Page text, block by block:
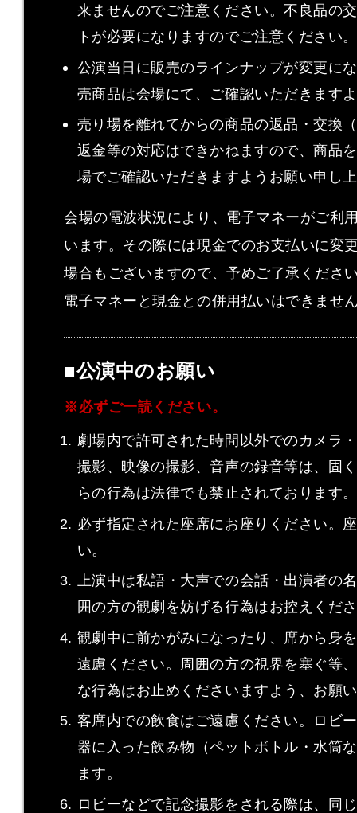
来ませんのでご注意ください。不良品の
トが必要になりますのでご注意ください。
公演当日に販売のラインナップが変更に
売商品は会場にて、ご確認いただきます
売り場を離れてからの商品の返品・交換
返金等の対応はできかねますので、商品
場でご確認いただきますようお願い申し
会場の電波状況により、電子マネーがご利
います。その際には現金でのお支払いに変
場合もございますので、予めご了承くださ
電子マネーと現金との併用払いはできませ
■公演中のお願い
※必ずご一読ください。
劇場内で許可された時間以外でのカメラ
撮影、映像の撮影、音声の録音等は、固
らの行為は法律でも禁止されております。
必ず指定された座席にお座りください。
い。
上演中は私語・大声での会話・出演者の
囲の方の観劇を妨げる行為はお控えくだ
観劇中に前かがみになったり、席から身
遠慮ください。周囲の方の視界を塞ぐ等
な行為はお止めくださいますよう、お願
客席内での飲食はご遠慮ください。ロビ
器に入った飲み物（ペットボトル・水筒
ます。
ロビーなどで記念撮影をされる際は、同